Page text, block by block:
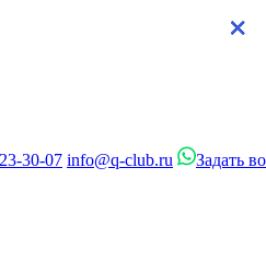
30-07 info@q-club.ru Задать
×
×
×
×